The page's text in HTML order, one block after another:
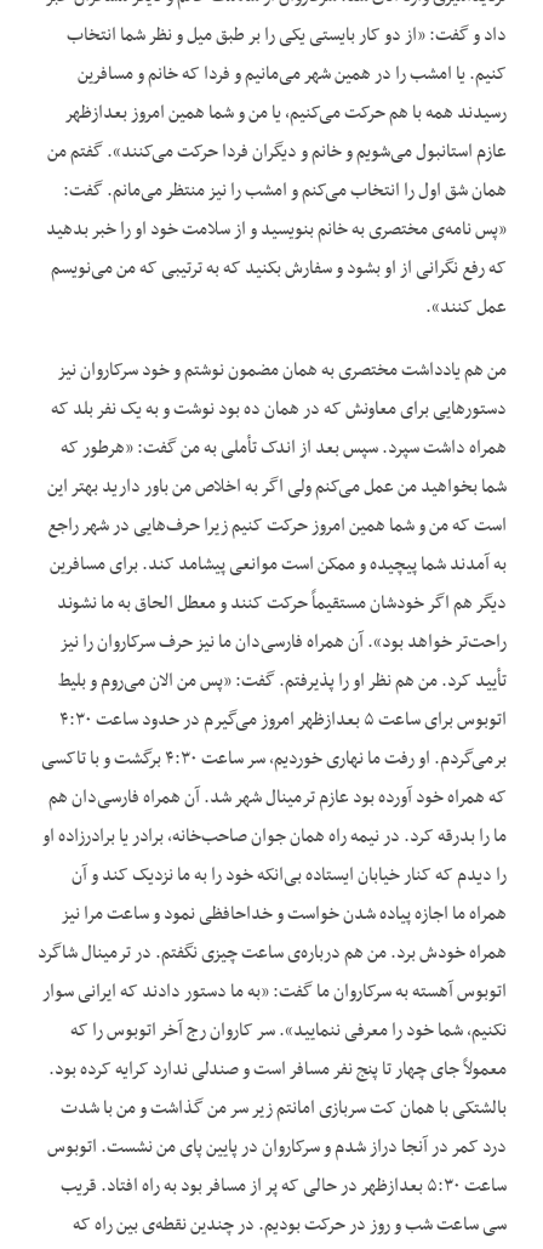
داد و گفت: «از دو کار بایستی یکی را بر طبق میل و نظر شما انتخاب
کنیم. یا امشب را در همین شهر می‌‌مانیم و فردا که خانم و مسافرین
رسیدند همه با هم حرکت می‌‌کنیم، یا من و شما همین امروز بعدازظهر
عازم استانبول می‌‌شویم و خانم و دیگران فردا حرکت می‌‌کنند». گفتم من
همان شق اول را انتخاب می‌‌کنم و امشب را نیز منتظر می‌‌مانم. گفت:
«پس نامه‌‌ی مختصری به خانم بنویسید و از سلامت خود او را خبر بدهید
که رفع نگرانی از او بشود و سفارش بکنید که به ترتیبی که من می‌‌نویسم
عمل کنند».
من هم یادداشت مختصری به همان مضمون نوشتم و خود سرکاروان نیز
دستورهایی برای معاونش که در همان ده بود نوشت و به یک نفر بلد که
همراه داشت سپرد. سپس بعد از اندک تأملی به من گفت: «هرطور که
شما بخواهید من عمل می‌‌کنم ولی اگر به اخلاص من باور دارید بهتر این
است که من و شما همین امروز حرکت کنیم زیرا حرف‌‌هایی در شهر راجع
به آمدند شما پیچیده و ممکن است موانعی پیشامد کند. برای مسافرین
دیگر هم اگر خودشان مستقیماً حرکت کنند و معطل الحاق به ما نشوند
راحت‌‌تر خواهد بود». آن همراه فارسی‌‌دان ما نیز حرف سرکاروان را نیز
تأیید کرد. من هم نظر او را پذیرفتم. گفت: «پس من الان می‌‌روم و بلیط
اتوبوس برای ساعت ۵ بعدازظهر امروز می‌‌گیرم در حدود ساعت ۴:۳۰
برمی‌‌گردم. او رفت ما نهاری خوردیم، سر ساعت ۴:۳۰ برگشت و با تاکسی
که همراه خود آورده بود عازم ترمینال شهر شد. آن همراه فارسی‌‌دان هم
ما را بدرقه کرد. در نیمه راه همان جوان صاحب‌‌خانه، برادر یا برادرزاده او
را دیدم که کنار خیابان ایستاده بی‌‌انکه خود را به ما نزدیک کند و آن
همراه ما اجازه پیاده شدن خواست و خداحافظی نمود و ساعت مرا نیز
همراه خودش برد. من هم درباره‌‌ی ساعت چیزی نگفتم. در ترمینال شاگرد
اتوبوس آهسته به سرکاروان ما گفت: «به ما دستور دادند که ایرانی سوار
نکنیم، شما خود را معرفی ننمایید». سر کاروان رج آخر اتوبوس را که
معمولاً جای چهار تا پنج نفر مسافر است و صندلی ندارد کرایه کرده بود.
بالشتکی با همان کت سربازی امانتم زیر سر من گذاشت و من با شدت
درد کمر در آنجا دراز شدم و سرکاروان در پایین پای من نشست. اتوبوس
ساعت ۵:۳۰ بعدازظهر در حالی که پر از مسافر بود به راه افتاد. قریب
سی ساعت شب و روز در حرکت بودیم. در چندین نقطه‌‌ی بین راه که